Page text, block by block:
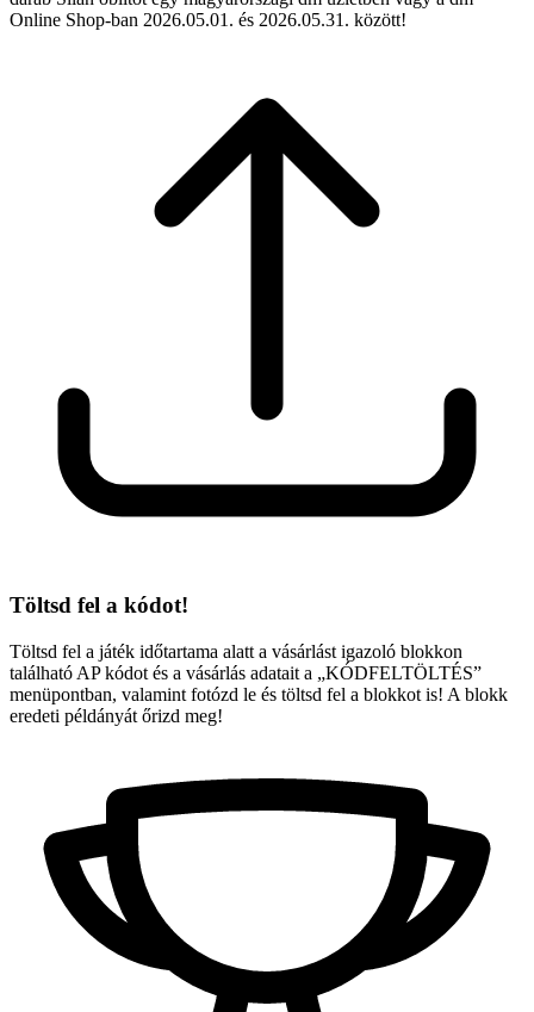
Online Shop-ban 2026.05.01. és 2026.05.31. között!
Töltsd fel a kódot!
Töltsd fel a játék időtartama alatt a vásárlást igazoló blokkon
található AP kódot és a vásárlás adatait a „KÓDFELTÖLTÉS”
menüpontban, valamint fotózd le és töltsd fel a blokkot is! A blokk
eredeti példányát őrizd meg!